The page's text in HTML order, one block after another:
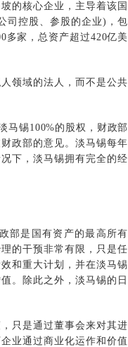
的核心企业，主导着该国
司控股、参股的企业)，包
多家，总资产超过420亿美
领域的法人，而不是公共
锡100%的股权，财政部
政部的意见。淡马锡每年
下，淡马锡拥有完全的经
部是国有资产的最高所有
的干预非常有限，只是任
和重大计划，并在淡马锡
。除此之外，淡马锡的日
只是通过董事会来对其进
业通过商业化运作和价值